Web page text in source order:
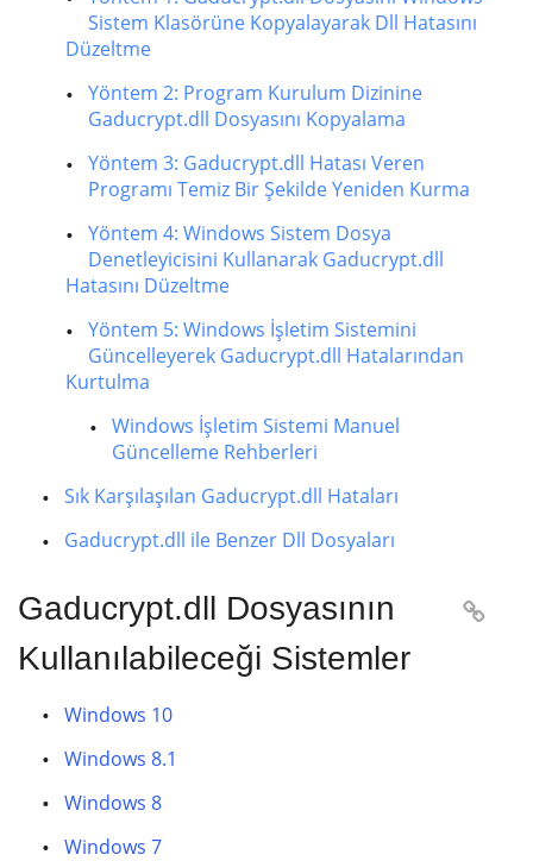
Sistem Klasörüne Kopyalayarak Dll Hatasını
Düzeltme
Yöntem 2: Program Kurulum Dizinine
Gaducrypt.dll Dosyasını Kopyalama
Yöntem 3: Gaducrypt.dll Hatası Veren
Programı Temiz Bir Şekilde Yeniden Kurma
Yöntem 4: Windows Sistem Dosya
Denetleyicisini Kullanarak Gaducrypt.dll
Hatasını Düzeltme
Yöntem 5: Windows İşletim Sistemini
Güncelleyerek Gaducrypt.dll Hatalarından
Kurtulma
Windows İşletim Sistemi Manuel
Güncelleme Rehberleri
Sık Karşılaşılan Gaducrypt.dll Hataları
Gaducrypt.dll ile Benzer Dll Dosyaları
Gaducrypt.dll Dosyasının
Kullanılabileceği Sistemler

Windows 10
Windows 8.1
Windows 8
Windows 7